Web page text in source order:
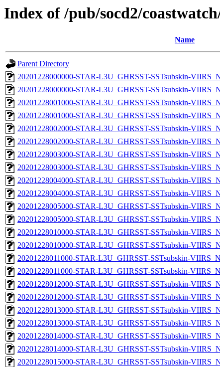
Index of /pub/socd2/
Name
Parent Directory
20201228000000-STAR-L3U_GHRSST-SSTsubskin-
20201228000000-STAR-L3U_GHRSST-SSTsubskin-
20201228001000-STAR-L3U_GHRSST-SSTsubskin-
20201228001000-STAR-L3U_GHRSST-SSTsubskin-
20201228002000-STAR-L3U_GHRSST-SSTsubskin-
20201228002000-STAR-L3U_GHRSST-SSTsubskin-
20201228003000-STAR-L3U_GHRSST-SSTsubskin-
20201228003000-STAR-L3U_GHRSST-SSTsubskin-
20201228004000-STAR-L3U_GHRSST-SSTsubskin-
20201228004000-STAR-L3U_GHRSST-SSTsubskin-
20201228005000-STAR-L3U_GHRSST-SSTsubskin-
20201228005000-STAR-L3U_GHRSST-SSTsubskin-
20201228010000-STAR-L3U_GHRSST-SSTsubskin-
20201228010000-STAR-L3U_GHRSST-SSTsubskin-
20201228011000-STAR-L3U_GHRSST-SSTsubskin-
20201228011000-STAR-L3U_GHRSST-SSTsubskin-
20201228012000-STAR-L3U_GHRSST-SSTsubskin-
20201228012000-STAR-L3U_GHRSST-SSTsubskin-
20201228013000-STAR-L3U_GHRSST-SSTsubskin-
20201228013000-STAR-L3U_GHRSST-SSTsubskin-
20201228014000-STAR-L3U_GHRSST-SSTsubskin-
20201228014000-STAR-L3U_GHRSST-SSTsubskin-
20201228015000-STAR-L3U_GHRSST-SSTsubskin-